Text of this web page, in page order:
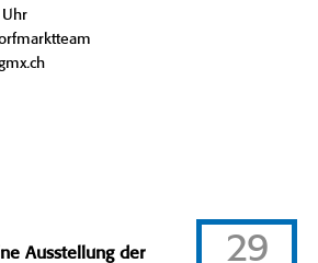
Uhr
Ausstellung der
29